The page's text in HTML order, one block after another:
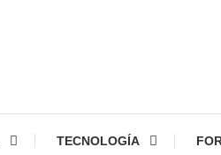
TECNOLOGÍA